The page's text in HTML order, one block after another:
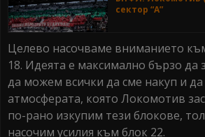
сектор “А”
Целево насочваме вниманието
18. Идеята е максимално бързо да
да можем всички да сме накуп и
атмосферата, която Локомотив
по-рано изкупим тези блокове,
насочим усилия към блок 22.